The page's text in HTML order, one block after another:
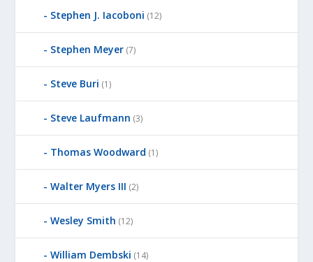
Stephen J. Iacoboni (12)
Stephen Meyer (7)
Steve Buri (1)
Steve Laufmann (3)
Thomas Woodward (1)
Walter Myers III (2)
Wesley Smith (12)
William Dembski (14)